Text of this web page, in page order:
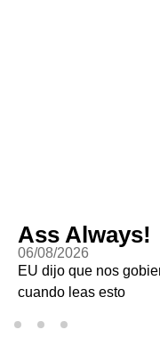
Ass Always!
06/08/2026
EU dijo que nos
cuando leas esto